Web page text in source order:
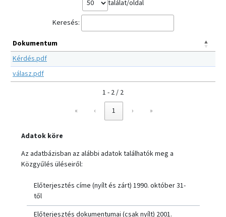
találat/oldal
Keresés:
Dokumentum
Kérdés.pdf
válasz.pdf
1 - 2 / 2
«
‹ 1 › »
Adatok köre
Az adatbázisban az alábbi adatok találhatók meg a
Közgyűlés üléseiről:
Előterjesztés címe (nyílt és zárt) 1990. október 31-
től
Előterjesztés dokumentumai (csak nyílt) 2001.